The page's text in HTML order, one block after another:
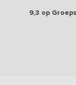
9,3 op